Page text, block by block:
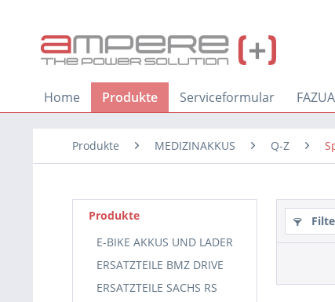
Home Produkte Serviceformular
Produkte MEDIZINAKKUS Q-Z
Produkte
E-BIKE AKKUS UND LADER
ERSATZTEILE BMZ DRIVE
ERSATZTEILE SACHS RS